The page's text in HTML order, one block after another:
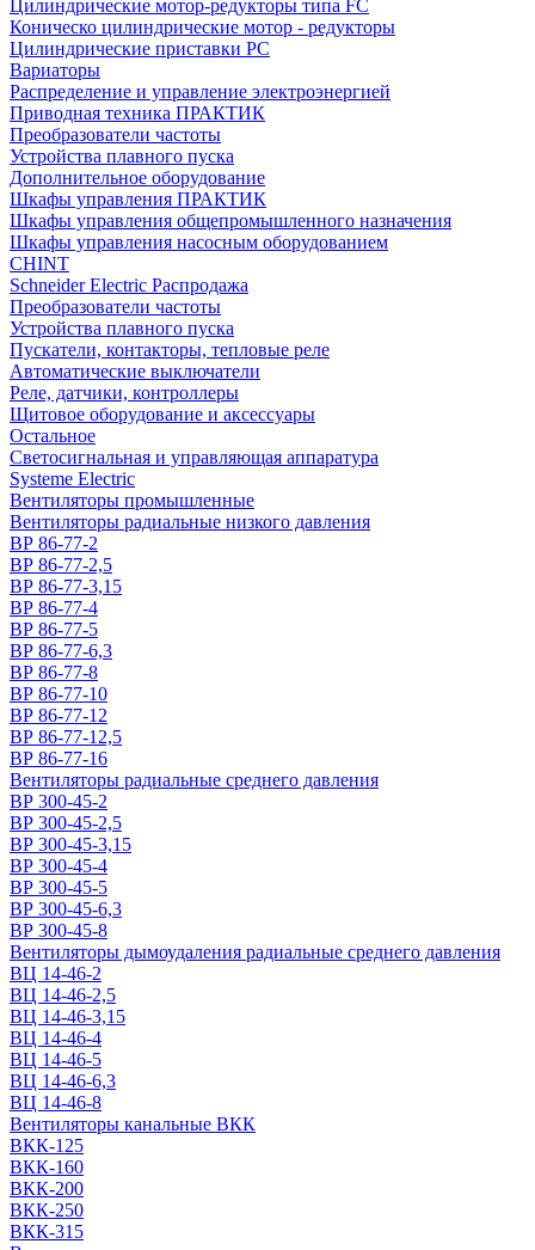
Цилиндрические мотор-редукторы типа FC
Коническо цилиндрические мотор - редукторы
Цилиндрические приставки PC
Вариаторы
Распределение и управление электроэнергией
Приводная техника ПРАКТИК
Преобразователи частоты
Устройства плавного пуска
Дополнительное оборудование
Шкафы управления ПРАКТИК
Шкафы управления общепромышленного назначения
Шкафы управления насосным оборудованием
CHINT
Schneider Electric Распродажа
Преобразователи частоты
Устройства плавного пуска
Пускатели, контакторы, тепловые реле
Автоматические выключатели
Реле, датчики, контроллеры
Щитовое оборудование и аксессуары
Остальное
Светосигнальная и управляющая аппаратура
Systeme Electric
Вентиляторы промышленные
Вентиляторы радиальные низкого давления
ВР 86-77-2
ВР 86-77-2,5
ВР 86-77-3,15
ВР 86-77-4
ВР 86-77-5
ВР 86-77-6,3
ВР 86-77-8
ВР 86-77-10
ВР 86-77-12
ВР 86-77-12,5
ВР 86-77-16
Вентиляторы радиальные среднего давления
ВР 300-45-2
ВР 300-45-2,5
ВР 300-45-3,15
ВР 300-45-4
ВР 300-45-5
ВР 300-45-6,3
ВР 300-45-8
Вентиляторы дымоудаления радиальные среднего давления
ВЦ 14-46-2
ВЦ 14-46-2,5
ВЦ 14-46-3,15
ВЦ 14-46-4
ВЦ 14-46-5
ВЦ 14-46-6,3
ВЦ 14-46-8
Вентиляторы канальные ВКК
ВКК-125
ВКК-160
ВКК-200
ВКК-250
ВКК-315